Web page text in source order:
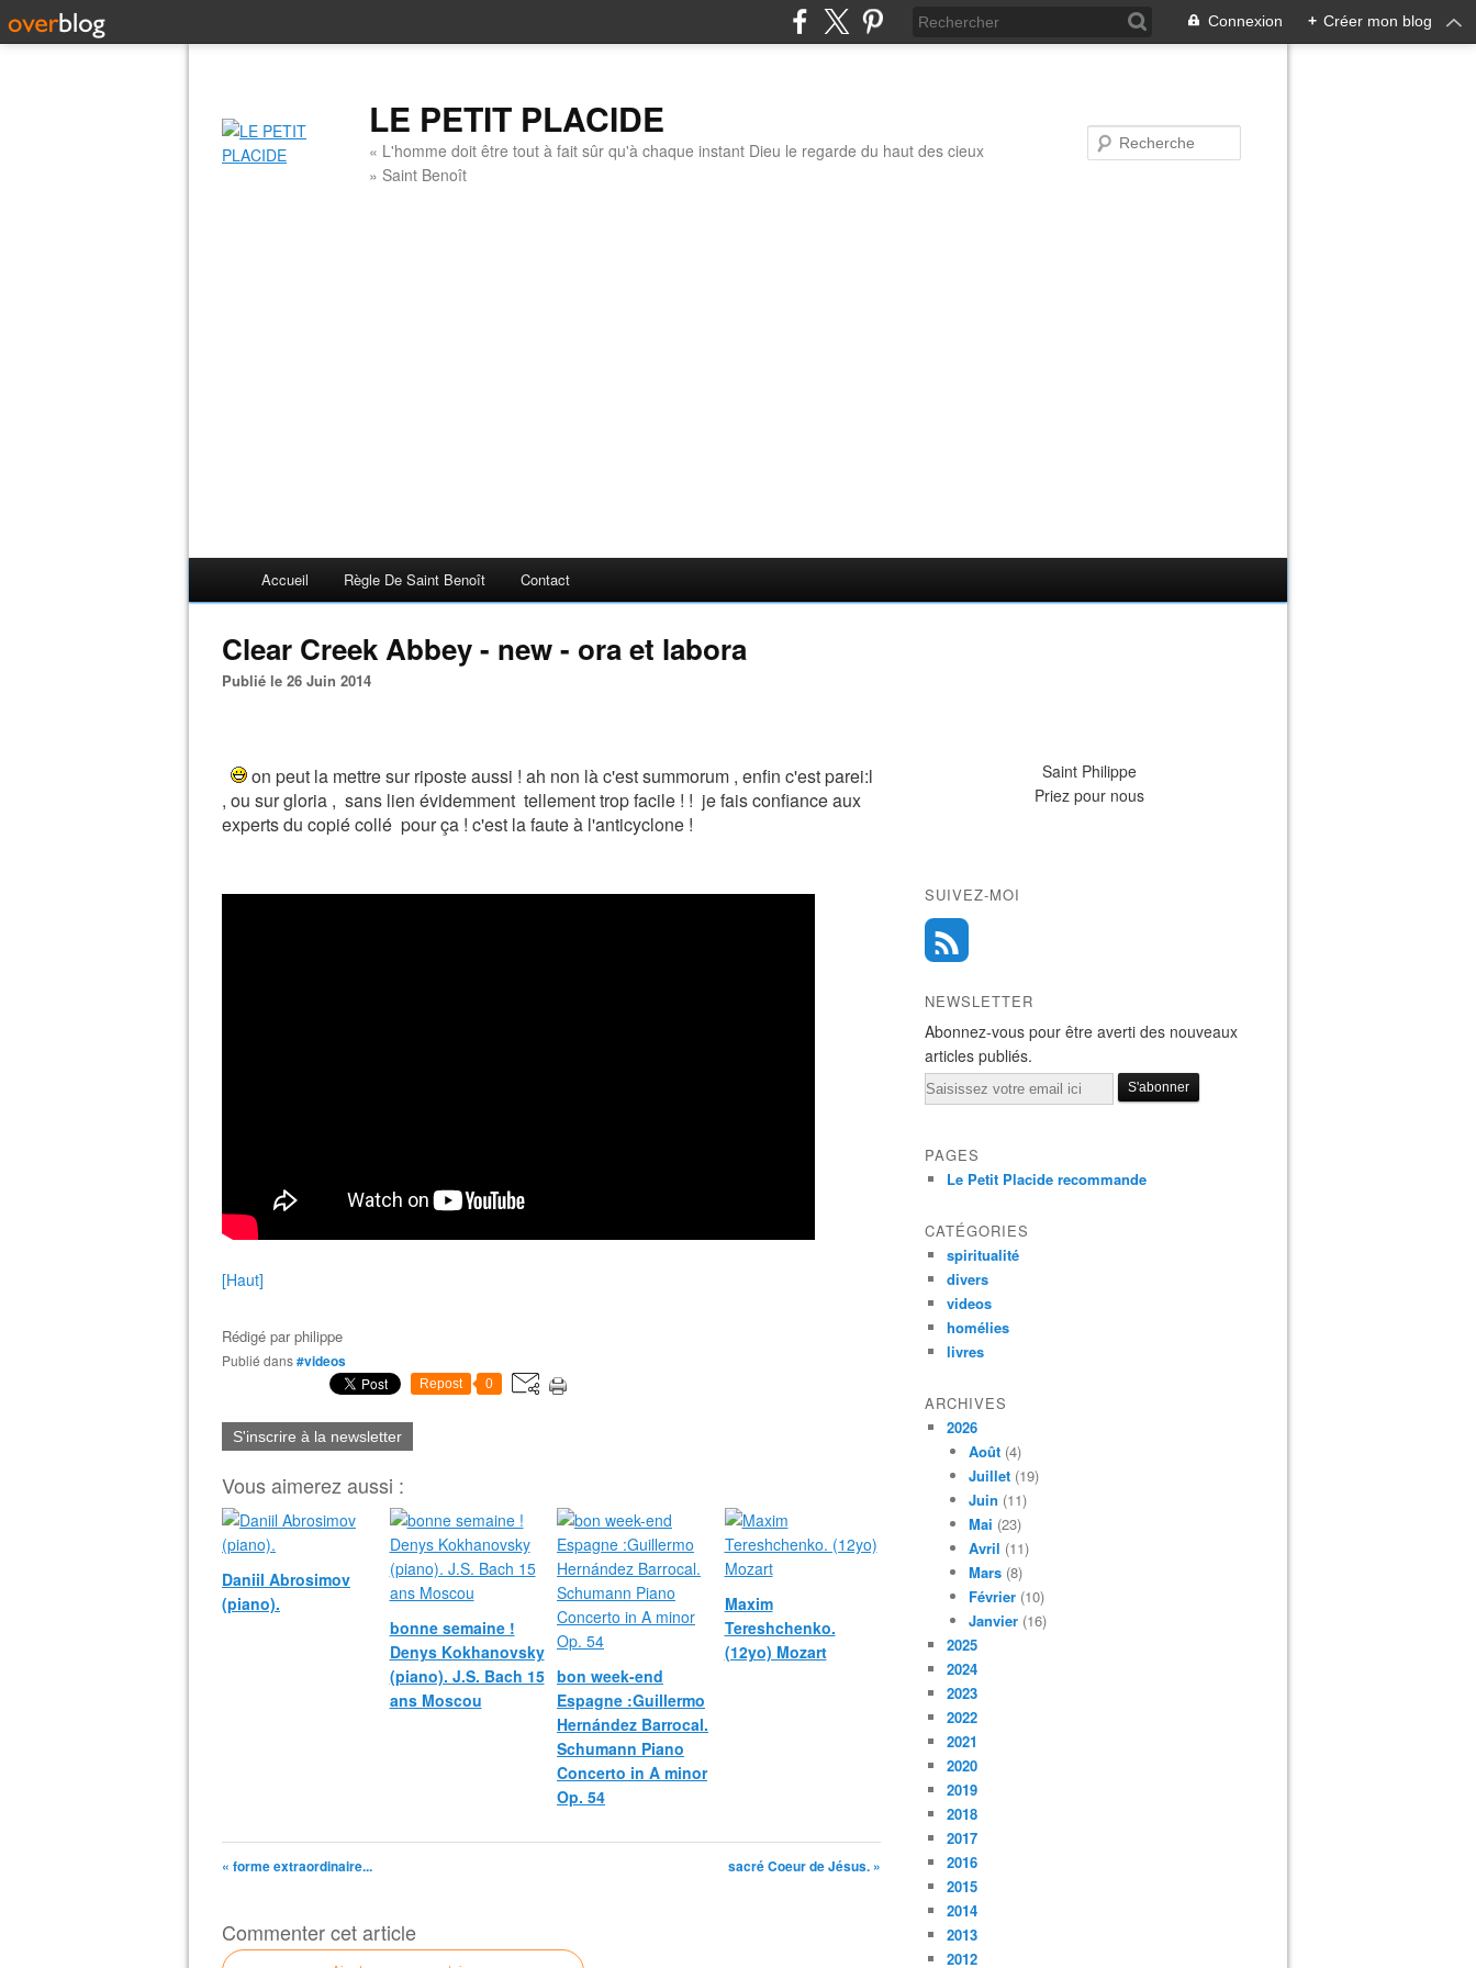
Connexion + Créer mon blog
LE PETIT PLACIDE
« L'homme doit être tout à fait sûr qu'à chaque instant Dieu le regarde du haut des cieux
» Saint Benoît
Accueil Règle De Saint Benoît Contact
Clear Creek Abbey - new - ora et labora
Publié le 26 Juin 2014
on peut la mettre sur riposte aussi ! ah non là c'est summorum , enfin c'est parei:l
, ou sur gloria , sans lien évidemment tellement trop facile ! ! je fais confiance aux
experts du copié collé pour ça ! c'est la faute à l'anticyclone !
[Haut]
Rédigé parphilippe
Publié dans#videos
Repost 0
S'inscrire à la newsletter
Vous aimerez aussi :
Daniil Abrosimov
(piano).
bonne semaine !
Denys Kokhanovsky
(piano). J.S. Bach 15
ans Moscou
bon week-end
Espagne :Guillermo
Hernández Barrocal.
Schumann Piano
Concerto in A minor
Op. 54
Maxim
Tereshchenko.
(12yo) Mozart
« forme extraordinaire... sacré Coeur de Jésus. »
Commenter cet article
Saint Philippe
Priez pour nous
SUIVEZ-MOI
NEWSLETTER
Abonnez-vous pour être averti des nouveaux
articles publiés.
Email
PAGES
Le Petit Placide recommande
CATÉGORIES
spiritualité
divers
videos
homélies
livres
ARCHIVES
2026
Août (4)
Juillet (19)
Juin (11)
Mai (23)
Avril (11)
Mars (8)
Février (10)
Janvier (16)
2025
2024
2023
2022
2021
2020
2019
2018
2017
2016
2015
2014
2013
2012